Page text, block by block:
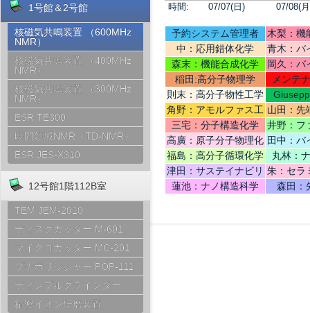
1号館＆2号館
核磁気共鳴装置 （600MHz
NMR）
核磁気共鳴装置 （400MHz
NMR）
核磁気共鳴装置 （300MHz
NMR）
ESR TE300
時間領域NMR（TD-NMR）
ESR JES-X310
12号館1階112B室
TEM JEM-2010
ディスクカッター M-601
マイクロカッター MC-201
プチポリッシャー POP-111
ディンプルグラインダー
精密イオン研磨装置
時間: 07/07(日) 07/08(
予約システム管理者
木梨：機
中：応用錯体化学
青木：バ
テリ
森末：機能合成化学
岡久：バ
稲田:高分子物理学
メンテ
則末：高分子物性工学
角野：アモルファス工
学
山田：先
機
三宅：分子構造化学
井野：フ
高廣：原子分子物理化
学
田中：バ
福島：高分子循環化学
丸林：
津田：サステイナビリ
ティデザイン
朱：セラ
蓮池：ナノ構造科学
森田：